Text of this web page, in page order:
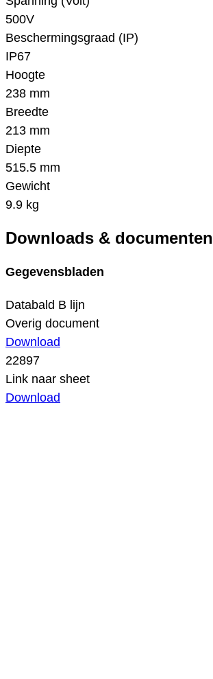
500V
Beschermingsgraad (IP)
IP67
Hoogte
238 mm
Breedte
213 mm
Diepte
515.5 mm
Gewicht
9.9 kg
Downloads & documenten
Gegevensbladen
Databald B lijn
Overig document
Download
22897
Link naar sheet
Download